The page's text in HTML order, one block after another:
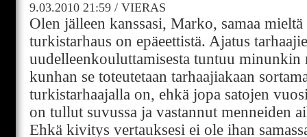
9.03.2010 21:59 / VIERAS
Olen jälleen kanssasi, Marko, samaa mieltä
turkistarhaus on epäeettistä. Ajatus
uudelleenkouluttamisesta tuntuu minunkin
kunhan se toteutetaan tarhaajiakaan
turkistarhaajalla on, ehkä jopa satojen
on tullut suvussa ja vastannut menneiden
Ehkä kivitys vertauksesi ei ole ihan